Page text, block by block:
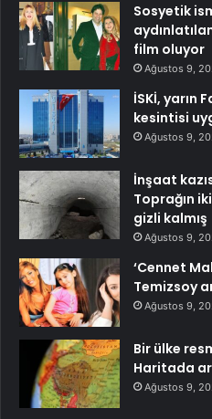
Sosyetik
film oluyor
Ağustos 9,
İSKİ, yarın
kesintisi
Ağustos 9,
İnşaat
Toprağın
gizli kalmış
Ağustos 9,
‘Cennet
Temizsoy
Ağustos 9,
Bir ülke
Haritada
Ağustos 9,